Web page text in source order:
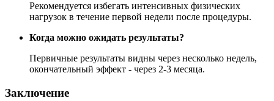
Рекомендуется избегать интенсивных физических
нагрузок в течение первой недели после процедуры.
Когда можно ожидать результаты?
Первичные результаты видны через несколько недель,
окончательный эффект - через 2-3 месяца.
Заключение